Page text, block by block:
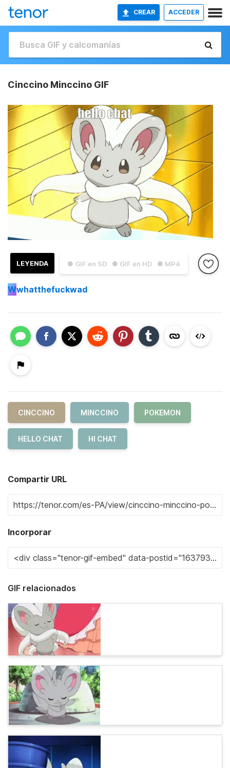
CREAR ACCEDER
Cinccino Minccino GIF
● GIF en SD ● GIF en HD ● MP4
LEYENDA
Wwhatthefuckwad
CINCCINO MINCCINO POKEMON
HELLO CHAT HI CHAT
Compartir URL
Incorporar
GIF relacionados